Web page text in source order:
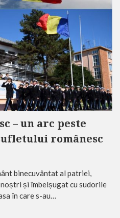
– un arc peste
românesc
binecuvântat al patriei,
și îmbelșugat cu sudorile
în care s-au…